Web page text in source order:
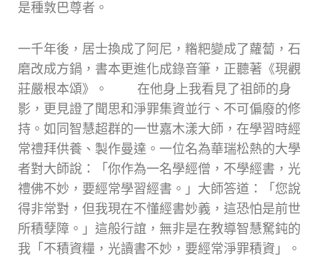
是種敦巴尊者。
一千年後，居士換成了阿尼，糌粑變成了蘿蔔，石
磨改成方鍋，書本更進化成錄音筆，正聽著《現觀
莊嚴根本頌》。 在他身上我看見了祖師的身
影，更見證了聞思和淨罪集資並行、不可偏廢的修
持。如同智慧超群的一世嘉木漾大師，在學習時經
常禮拜供養、製作曼達。一位名為華瑞松熱的大學
者對大師說：「你作為一名學經僧，不學經書，光
禮佛不妙，要經常學習經書。」大師答道：「您說
得非常對，但我現在不懂經書妙義，這恐怕是前世
所積孽障。」這般行誼，無非是在教導智慧駑鈍的
我「不積資糧，光讀書不妙，要經常淨罪積資」。